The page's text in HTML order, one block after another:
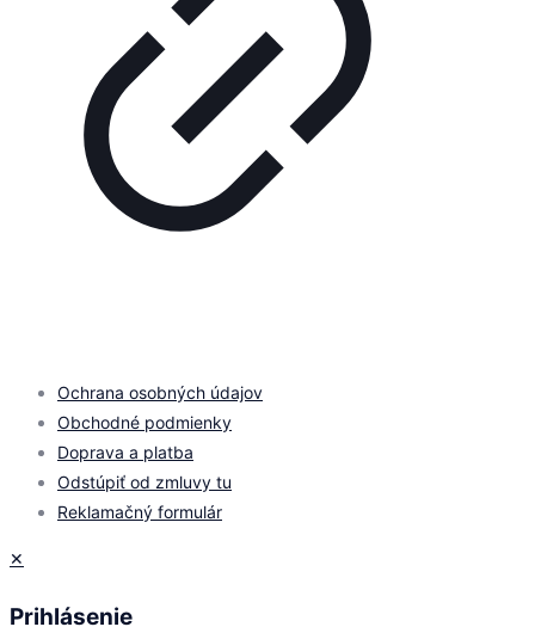
Ochrana osobných údajov
Obchodné podmienky
Doprava a platba
Odstúpiť od zmluvy tu
Reklamačný formulár
✕
Prihlásenie